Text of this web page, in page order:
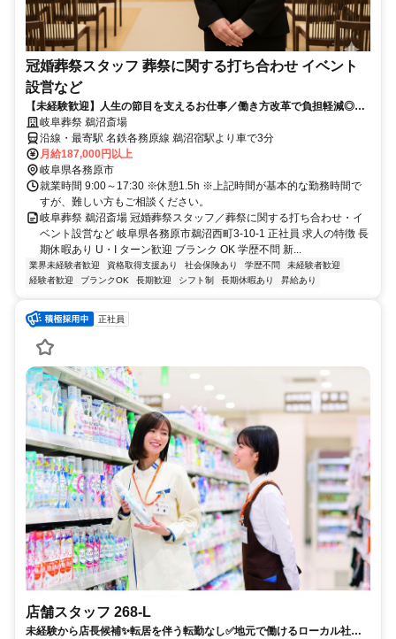
冠婚葬祭スタッフ 葬祭に関する打ち合わせ イベント
設営など
【未経験歓迎】人生の節目を支えるお仕事／働き方改革で負担軽減◎丁
寧な研修制度で初心者の方も安心♪異業種からの転職者も多数活躍中！週
休二日制でプライベートも充実◎安定して長く働けます
岐阜葬祭 鵜沼斎場
沿線・最寄駅 名鉄各務原線 鵜沼宿駅より車で3分
月給187,000円以上
岐阜県各務原市
就業時間 9:00～17:30 ※休憩1.5h ※上記時間が基本的な勤務時間で
すが、難しい方もご相談ください。
岐阜葬祭 鵜沼斎場 冠婚葬祭スタッフ／葬祭に関する打ち合わせ・イ
ベント設営など 岐阜県各務原市鵜沼西町3-10-1 正社員 求人の特徴 長
期休暇あり U・I ターン歓迎 ブランク OK 学歴不問 新...
業界未経験者歓迎 資格取得支援あり 社会保険あり 学歴不問
未経験者歓迎
経験者歓迎
ブランクOK 長期歓迎 シフト制 長期休暇あり 昇給あり
正社員
店舗スタッフ 268-L
未経験から店長候補✨転居を伴う転勤なし✅地元で働けるローカル社員